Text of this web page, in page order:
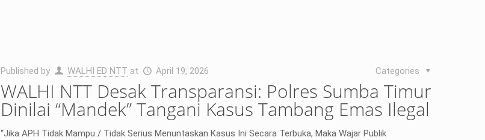
Published by WALHI ED NTT at April 19, 2026 Categories
WALHI NTT Desak Transparansi: Polres Sumba Timur
Dinilai “Mandek” Tangani Kasus Tambang Emas Ilegal
“Jika APH Tidak Mampu / Tidak Serius Menuntaskan Kasus Ini Secara Terbuka, Maka Wajar Publik